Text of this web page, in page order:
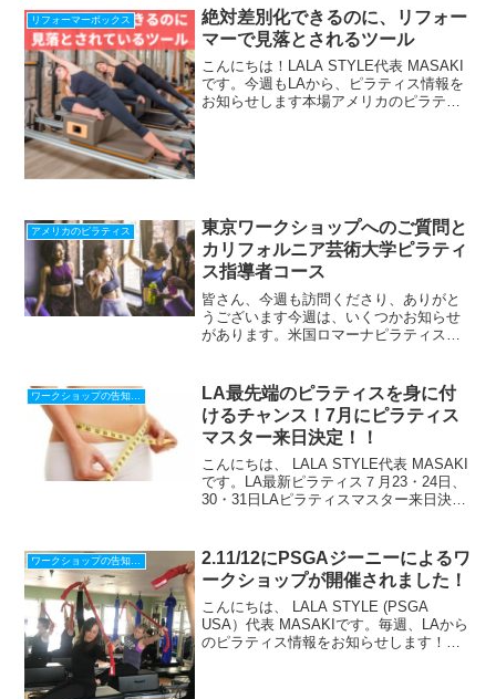
リフォーマーボックス
絶対差別化できるのに、リフォー
マーで見落とされるツール
こんにちは！LALA STYLE代表 MASAKI
です。今週もLAから、ピラティス情報を
お知らせします本場アメリカのピラティ
アメリカのピラティス
東京ワークショップへのご質問と
カリフォルニア芸術大学ピラティ
ス指導者コース
皆さん、今週も訪問くださり、ありがと
うございます今週は、いくつかお知らせ
があります。米国ロマーナピラティスと
スを含むワークショップ(銀座、5/5, 5/6開
催)、お蔭様で...
LA最先端のピラティスを身に付
けるチャンス！7月にピラティス
マスター来日決定！！
こんにちは、 LALA STYLE代表 MASAKI
です。LA最新ピラティス７月23・24日、
30・31日LAピラティスマスター来日決定
認定されたサラ・スケアー（字幕...
ワークショップの告知、感想
2.11/12にPSGAジーニーによるワ
ークショップが開催されました！
こんにちは、 LALA STYLE (PSGA
USA）代表 MASAKIです。毎週、LAから
のピラティス情報をお知らせします！